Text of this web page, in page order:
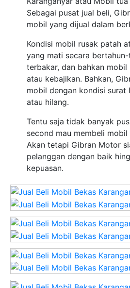
Sebagai pusat jual beli,
mobil yang dijual dalam
Kondisi mobil rusak patah
yang mati secara
terbakar, dan bahkan mobil
atau kebajikan. Bahkan,
mobil dengan kondisi surat
atau hilang.
Tentu saja tidak banyak
second mau membeli
Akan tetapi Gibran Motor
pelanggan dengan baik
kepuasan.